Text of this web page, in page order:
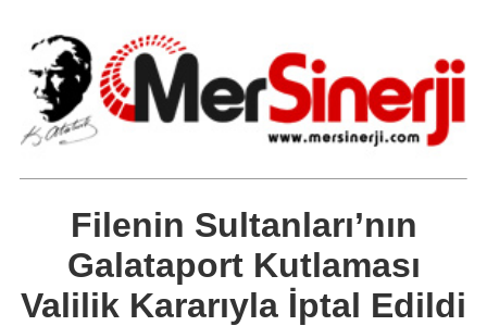
Filenin Sultanları’nın
Galataport Kutlaması
Valilik Kararıyla İptal Edildi